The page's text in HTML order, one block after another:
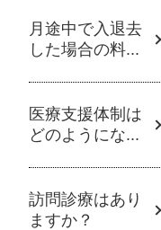
月途中で入退去
した場合の料...
医療支援体制は
どのようにな...
訪問診療はあり
ますか？